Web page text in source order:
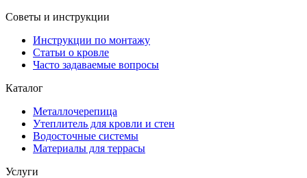
Советы и инструкции
Инструкции по монтажу
Статьи о кровле
Часто задаваемые вопросы
Каталог
Металлочерепица
Утеплитель для кровли и стен
Водосточные системы
Материалы для террасы
Услуги